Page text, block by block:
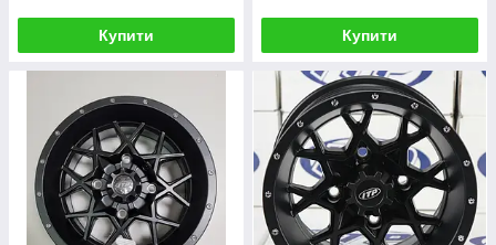
Купити Купити